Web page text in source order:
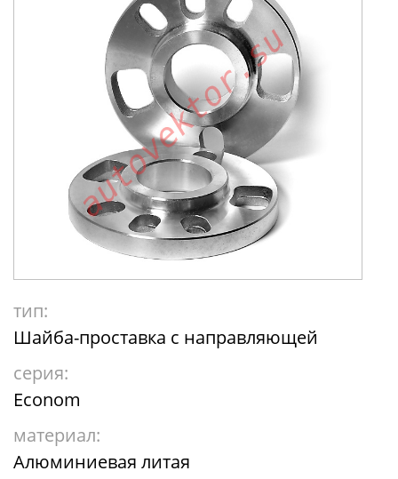
тип:
Шайба-проставка с направляющей
серия:
Econom
материал:
Алюминиевая литая